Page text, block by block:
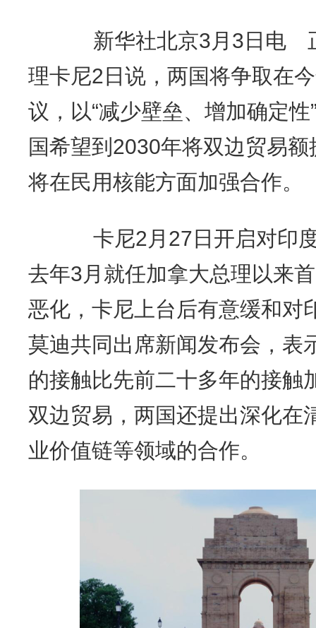
新华社北京3月3日电 正
理卡尼2日说，两国将争取在
议，以“减少壁垒、增加确定
国希望到2030年将双边贸易
将在民用核能方面加强合作。
卡尼2月27日开启对印度
去年3月就任加拿大总理以来
恶化，卡尼上台后有意缓和对
莫迪共同出席新闻发布会，表
的接触比先前二十多年的接触
双边贸易，两国还提出深化在
业价值链等领域的合作。